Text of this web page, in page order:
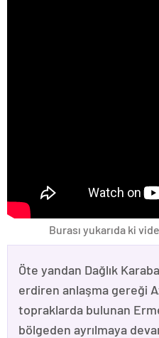
Burası yukarıda ki
Öte yandan Dağlık
erdiren anlaşma gereği
topraklarda bulunan
bölgeden ayrılmaya